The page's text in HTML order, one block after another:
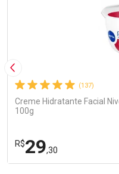
Imagem Anterior
(137)
Creme Hidratante Facial
100g
R$29,30